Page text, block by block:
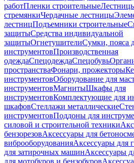
работПленки строительные
стремянкиЧердачные лестницы
лестницПодъемники строительные
защитыСредства индивидуальной
защитыОгнетушителиСумки, пояса
инструментовПроизводственная
одеждаСпецодеждаСпецобувь
пространстваФонари, прожекторы
инструментовОборудование для
инструментовМагнитыШкафы для
инструментовКомплектующие для
шкафовСтеллажи металлические
инструментовПоддоны для
силовой и строительной техники
бензорезовАксессуары для
виброоборудованияАксессуары для
для затирочных машинАксессуары
для мотобуров и бензобуров